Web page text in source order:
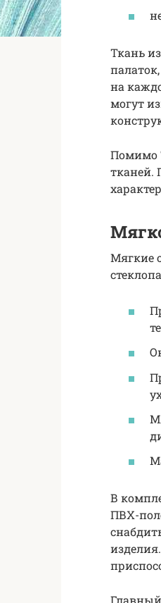
Ткань
на
могут
Помимо
тканей.
Мягкие
В
ПВХ-